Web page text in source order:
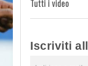
Tutti i video
Iscriviti